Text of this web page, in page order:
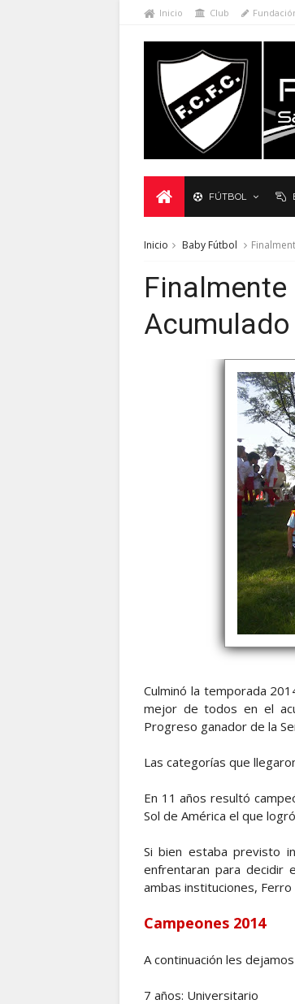
Inicio Club
FÚTBOL
Inicio Baby Fútbol
Finalmente
Culminó la temporada
mejor de todos en el
Progreso ganador de la
Las categorías que
En 11 años resultó
Sol de América el que
Si bien estaba previsto
enfrentaran para decidir
ambas instituciones,
Campeones 2014
A continuación les
7 años: Universitario